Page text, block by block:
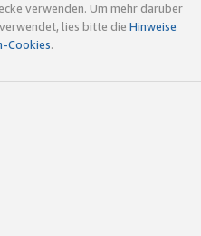
verwenden. Um mehr darüber
lies bitte die Hinweise
Cookies.